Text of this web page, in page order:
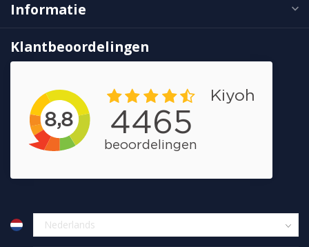
Informatie
Klantbeoordelingen